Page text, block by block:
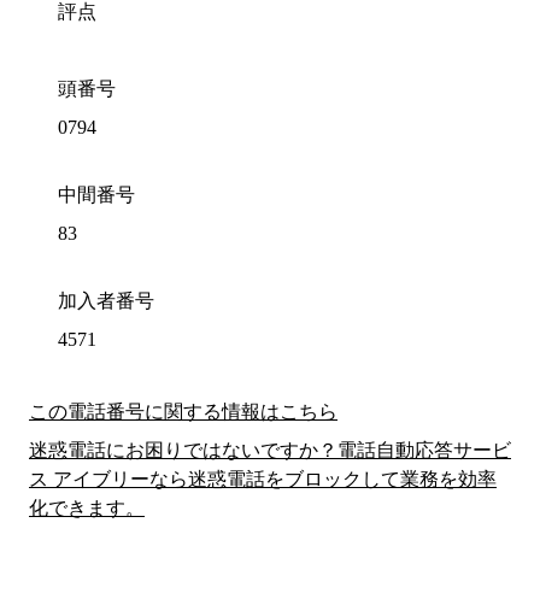
評点
頭番号
0794
中間番号
83
加入者番号
4571
この電話番号に関する情報はこちら
迷惑電話にお困りではないですか？電話自動応答サービ
ス アイブリーなら迷惑電話をブロックして業務を効率
化できます。